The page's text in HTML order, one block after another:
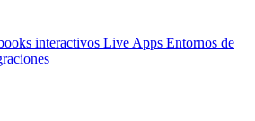
interactivos Live Apps Entornos de